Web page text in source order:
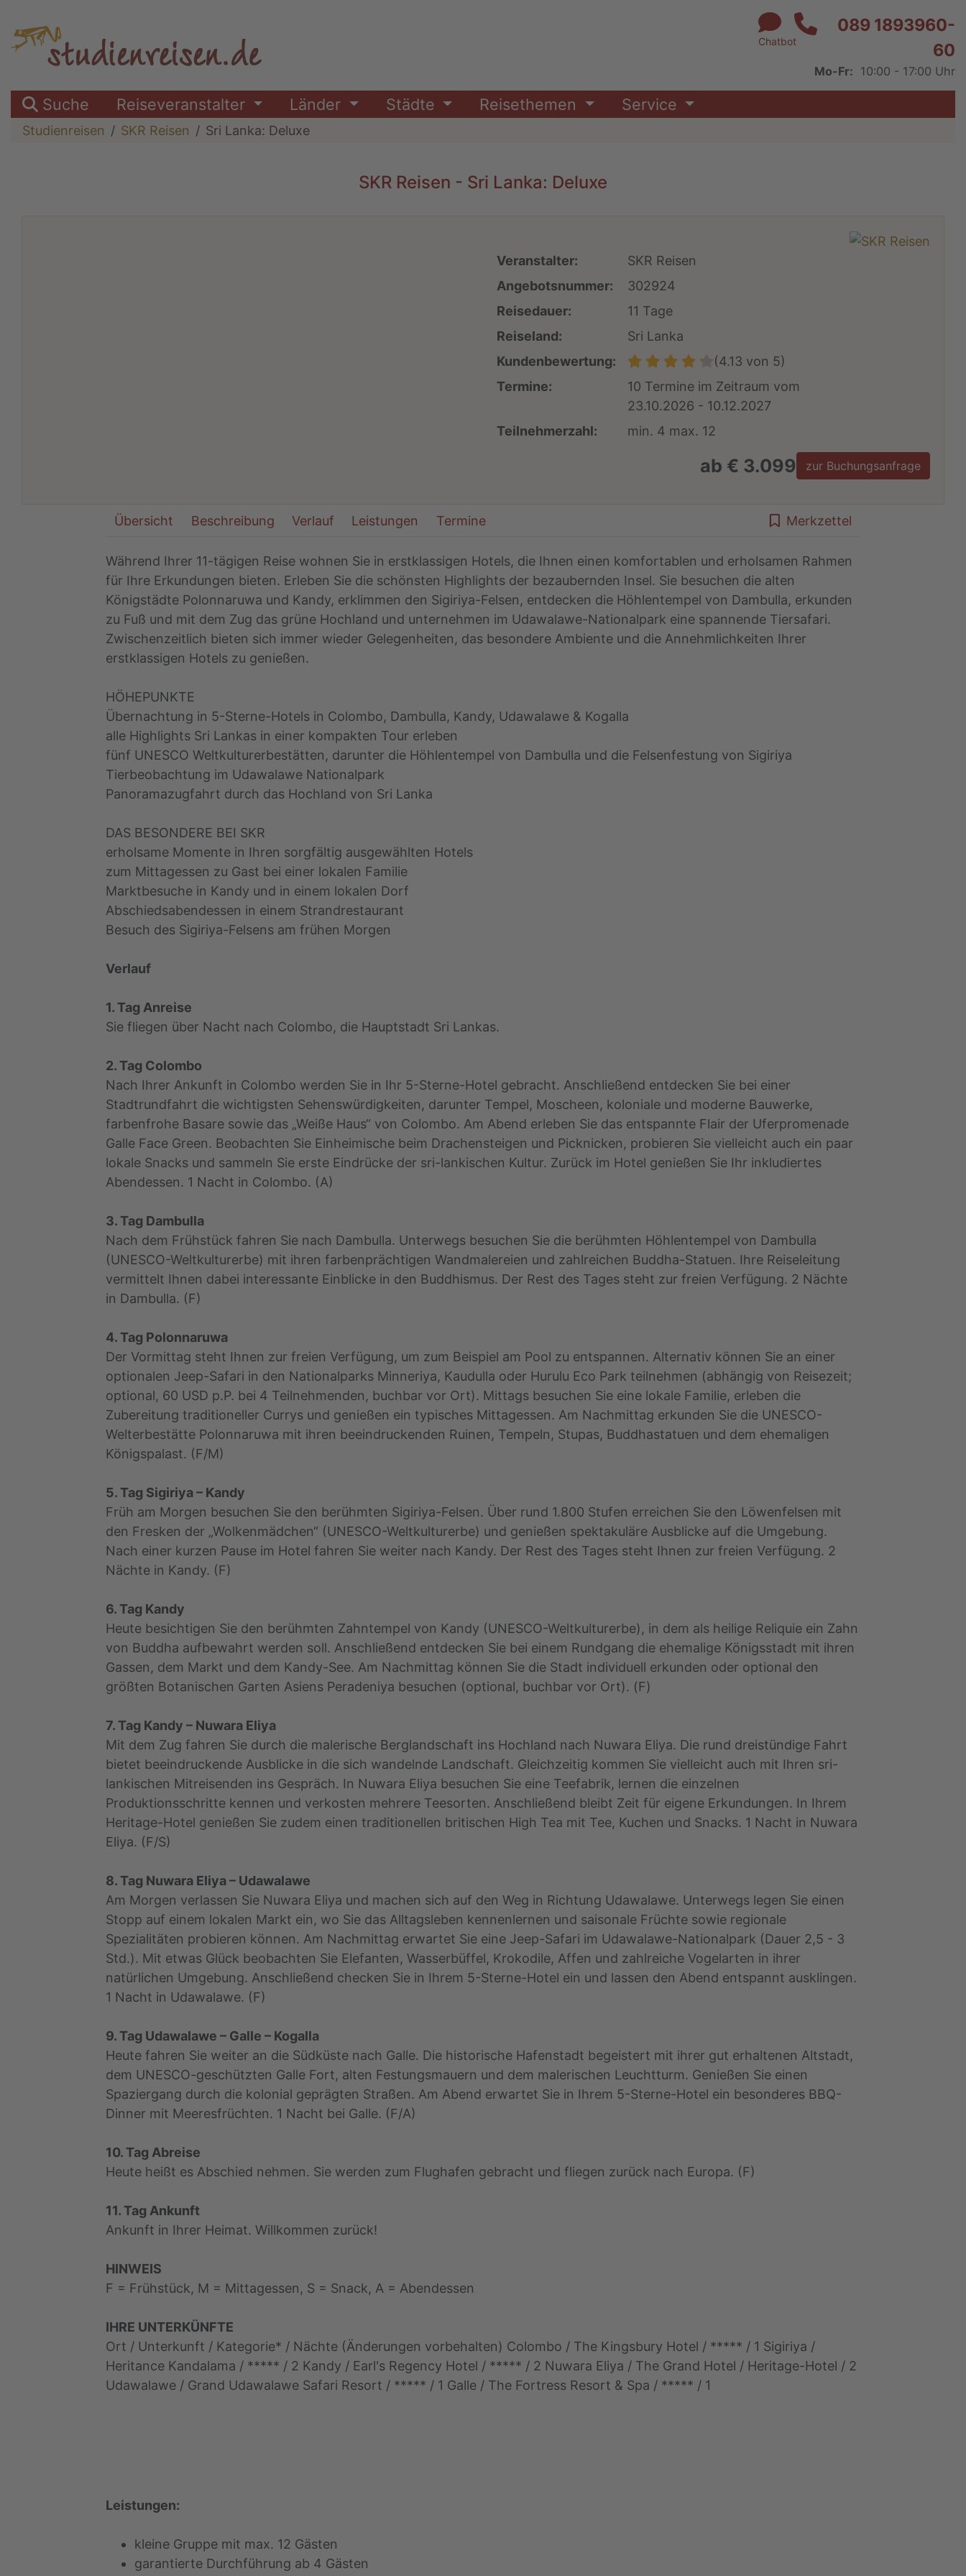
Chatbot
089 1893960-
60
Mo-Fr: 10:00 - 17:00 Uhr
Suche Reiseveranstalter Länder Städte Reisethemen Service
Studienreisen SKR Reisen Sri Lanka: Deluxe
SKR Reisen - Sri Lanka: Deluxe
Veranstalter:
SKR Reisen
Angebotsnummer:
302924
Reisedauer:
11 Tage
Reiseland:
Sri Lanka
Kundenbewertung:
(4.13 von 5)
Termine:
10 Termine im Zeitraum vom
23.10.2026 - 10.12.2027
Teilnehmerzahl:
min. 4 max. 12
ab € 3.099 zur Buchungsanfrage
Übersicht Beschreibung Verlauf Leistungen Termine Merkzettel
Während Ihrer 11-tägigen Reise wohnen Sie in erstklassigen Hotels, die Ihnen einen komfortablen und erholsamen Rahmen
für Ihre Erkundungen bieten. Erleben Sie die schönsten Highlights der bezaubernden Insel. Sie besuchen die alten
Königstädte Polonnaruwa und Kandy, erklimmen den Sigiriya-Felsen, entdecken die Höhlentempel von Dambulla, erkunden
zu Fuß und mit dem Zug das grüne Hochland und unternehmen im Udawalawe-Nationalpark eine spannende Tiersafari.
Zwischenzeitlich bieten sich immer wieder Gelegenheiten, das besondere Ambiente und die Annehmlichkeiten Ihrer
erstklassigen Hotels zu genießen.
HÖHEPUNKTE
Übernachtung in 5-Sterne-Hotels in Colombo, Dambulla, Kandy, Udawalawe & Kogalla
alle Highlights Sri Lankas in einer kompakten Tour erleben
fünf UNESCO Weltkulturerbestätten, darunter die Höhlentempel von Dambulla und die Felsenfestung von Sigiriya
Tierbeobachtung im Udawalawe Nationalpark
Panoramazugfahrt durch das Hochland von Sri Lanka
DAS BESONDERE BEI SKR
erholsame Momente in Ihren sorgfältig ausgewählten Hotels
zum Mittagessen zu Gast bei einer lokalen Familie
Marktbesuche in Kandy und in einem lokalen Dorf
Abschiedsabendessen in einem Strandrestaurant
Besuch des Sigiriya-Felsens am frühen Morgen
Verlauf
1. Tag Anreise
Sie fliegen über Nacht nach Colombo, die Hauptstadt Sri Lankas.
2. Tag Colombo
Nach Ihrer Ankunft in Colombo werden Sie in Ihr 5-Sterne-Hotel gebracht. Anschließend entdecken Sie bei einer
Stadtrundfahrt die wichtigsten Sehenswürdigkeiten, darunter Tempel, Moscheen, koloniale und moderne Bauwerke,
farbenfrohe Basare sowie das „Weiße Haus“ von Colombo. Am Abend erleben Sie das entspannte Flair der Uferpromenade
Galle Face Green. Beobachten Sie Einheimische beim Drachensteigen und Picknicken, probieren Sie vielleicht auch ein paar
lokale Snacks und sammeln Sie erste Eindrücke der sri-lankischen Kultur. Zurück im Hotel genießen Sie Ihr inkludiertes
Abendessen. 1 Nacht in Colombo. (A)
3. Tag Dambulla
Nach dem Frühstück fahren Sie nach Dambulla. Unterwegs besuchen Sie die berühmten Höhlentempel von Dambulla
(UNESCO-Weltkulturerbe) mit ihren farbenprächtigen Wandmalereien und zahlreichen Buddha-Statuen. Ihre Reiseleitung
vermittelt Ihnen dabei interessante Einblicke in den Buddhismus. Der Rest des Tages steht zur freien Verfügung. 2 Nächte
in Dambulla. (F)
4. Tag Polonnaruwa
Der Vormittag steht Ihnen zur freien Verfügung, um zum Beispiel am Pool zu entspannen. Alternativ können Sie an einer
optionalen Jeep-Safari in den Nationalparks Minneriya, Kaudulla oder Hurulu Eco Park teilnehmen (abhängig von Reisezeit;
optional, 60 USD p.P. bei 4 Teilnehmenden, buchbar vor Ort). Mittags besuchen Sie eine lokale Familie, erleben die
Zubereitung traditioneller Currys und genießen ein typisches Mittagessen. Am Nachmittag erkunden Sie die UNESCO-
Welterbestätte Polonnaruwa mit ihren beeindruckenden Ruinen, Tempeln, Stupas, Buddhastatuen und dem ehemaligen
Königspalast. (F/M)
5. Tag Sigiriya – Kandy
Früh am Morgen besuchen Sie den berühmten Sigiriya-Felsen. Über rund 1.800 Stufen erreichen Sie den Löwenfelsen mit
den Fresken der „Wolkenmädchen“ (UNESCO-Weltkulturerbe) und genießen spektakuläre Ausblicke auf die Umgebung.
Nach einer kurzen Pause im Hotel fahren Sie weiter nach Kandy. Der Rest des Tages steht Ihnen zur freien Verfügung. 2
Nächte in Kandy. (F)
6. Tag Kandy
Heute besichtigen Sie den berühmten Zahntempel von Kandy (UNESCO-Weltkulturerbe), in dem als heilige Reliquie ein Zahn
von Buddha aufbewahrt werden soll. Anschließend entdecken Sie bei einem Rundgang die ehemalige Königsstadt mit ihren
Gassen, dem Markt und dem Kandy-See. Am Nachmittag können Sie die Stadt individuell erkunden oder optional den
größten Botanischen Garten Asiens Peradeniya besuchen (optional, buchbar vor Ort). (F)
7. Tag Kandy – Nuwara Eliya
Mit dem Zug fahren Sie durch die malerische Berglandschaft ins Hochland nach Nuwara Eliya. Die rund dreistündige Fahrt
bietet beeindruckende Ausblicke in die sich wandelnde Landschaft. Gleichzeitig kommen Sie vielleicht auch mit Ihren sri-
lankischen Mitreisenden ins Gespräch. In Nuwara Eliya besuchen Sie eine Teefabrik, lernen die einzelnen
Produktionsschritte kennen und verkosten mehrere Teesorten. Anschließend bleibt Zeit für eigene Erkundungen. In Ihrem
Heritage-Hotel genießen Sie zudem einen traditionellen britischen High Tea mit Tee, Kuchen und Snacks. 1 Nacht in Nuwara
Eliya. (F/S)
8. Tag Nuwara Eliya – Udawalawe
Am Morgen verlassen Sie Nuwara Eliya und machen sich auf den Weg in Richtung Udawalawe. Unterwegs legen Sie einen
Stopp auf einem lokalen Markt ein, wo Sie das Alltagsleben kennenlernen und saisonale Früchte sowie regionale
Spezialitäten probieren können. Am Nachmittag erwartet Sie eine Jeep-Safari im Udawalawe-Nationalpark (Dauer 2,5 - 3
Std.). Mit etwas Glück beobachten Sie Elefanten, Wasserbüffel, Krokodile, Affen und zahlreiche Vogelarten in ihrer
natürlichen Umgebung. Anschließend checken Sie in Ihrem 5-Sterne-Hotel ein und lassen den Abend entspannt ausklingen.
1 Nacht in Udawalawe. (F)
9. Tag Udawalawe – Galle – Kogalla
Heute fahren Sie weiter an die Südküste nach Galle. Die historische Hafenstadt begeistert mit ihrer gut erhaltenen Altstadt,
dem UNESCO-geschützten Galle Fort, alten Festungsmauern und dem malerischen Leuchtturm. Genießen Sie einen
Spaziergang durch die kolonial geprägten Straßen. Am Abend erwartet Sie in Ihrem 5-Sterne-Hotel ein besonderes BBQ-
Dinner mit Meeresfrüchten. 1 Nacht bei Galle. (F/A)
10. Tag Abreise
Heute heißt es Abschied nehmen. Sie werden zum Flughafen gebracht und fliegen zurück nach Europa. (F)
11. Tag Ankunft
Ankunft in Ihrer Heimat. Willkommen zurück!
HINWEIS
F = Frühstück, M = Mittagessen, S = Snack, A = Abendessen
IHRE UNTERKÜNFTE
Ort / Unterkunft / Kategorie* / Nächte (Änderungen vorbehalten) Colombo / The Kingsbury Hotel / ***** / 1 Sigiriya /
Heritance Kandalama / ***** / 2 Kandy / Earl's Regency Hotel / ***** / 2 Nuwara Eliya / The Grand Hotel / Heritage-Hotel / 2
Udawalawe / Grand Udawalawe Safari Resort / ***** / 1 Galle / The Fortress Resort & Spa / ***** / 1
Leistungen:
kleine Gruppe mit max. 12 Gästen
garantierte Durchführung ab 4 Gästen